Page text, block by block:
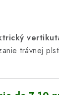
trávnej